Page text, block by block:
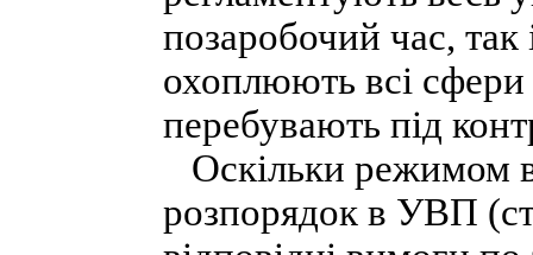
позаробочий час, так
охоплюють всі сфери
перебувають під
Оскільки режимом
розпорядок в УВП